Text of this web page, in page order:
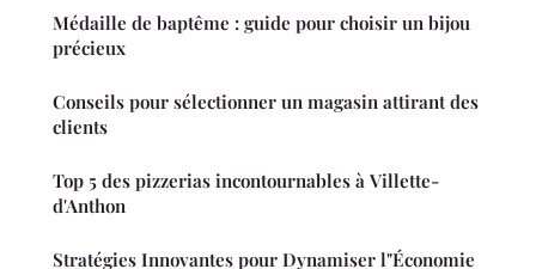
Médaille de baptême : guide pour choisir un bijou
précieux
Conseils pour sélectionner un magasin attirant des
clients
Top 5 des pizzerias incontournables à Villette-
d'Anthon
Stratégies Innovantes pour Dynamiser l"Économie